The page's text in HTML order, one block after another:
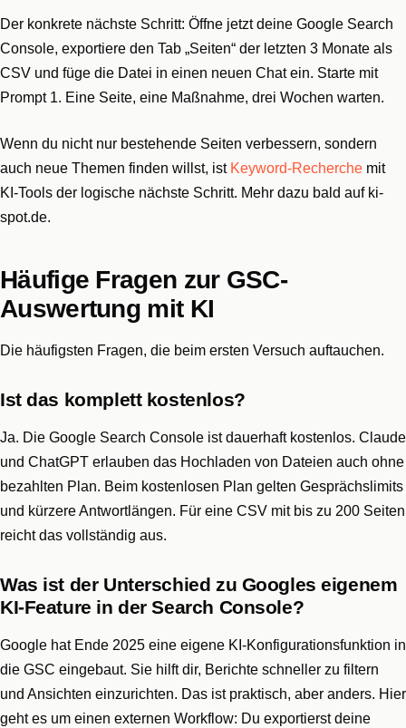
Der konkrete nächste Schritt: Öffne jetzt deine Google Search
Console, exportiere den Tab „Seiten“ der letzten 3 Monate als
CSV und füge die Datei in einen neuen Chat ein. Starte mit
Prompt 1. Eine Seite, eine Maßnahme, drei Wochen warten.
Wenn du nicht nur bestehende Seiten verbessern, sondern
auch neue Themen finden willst, ist Keyword-Recherche mit
KI-Tools der logische nächste Schritt. Mehr dazu bald auf ki-
spot.de.
Häufige Fragen zur GSC-
Auswertung mit KI
Die häufigsten Fragen, die beim ersten Versuch auftauchen.
Ist das komplett kostenlos?
Ja. Die Google Search Console ist dauerhaft kostenlos. Claude
und ChatGPT erlauben das Hochladen von Dateien auch ohne
bezahlten Plan. Beim kostenlosen Plan gelten Gesprächslimits
und kürzere Antwortlängen. Für eine CSV mit bis zu 200 Seiten
reicht das vollständig aus.
Was ist der Unterschied zu Googles eigenem
KI-Feature in der Search Console?
Google hat Ende 2025 eine eigene KI-Konfigurationsfunktion in
die GSC eingebaut. Sie hilft dir, Berichte schneller zu filtern
und Ansichten einzurichten. Das ist praktisch, aber anders. Hier
geht es um einen externen Workflow: Du exportierst deine